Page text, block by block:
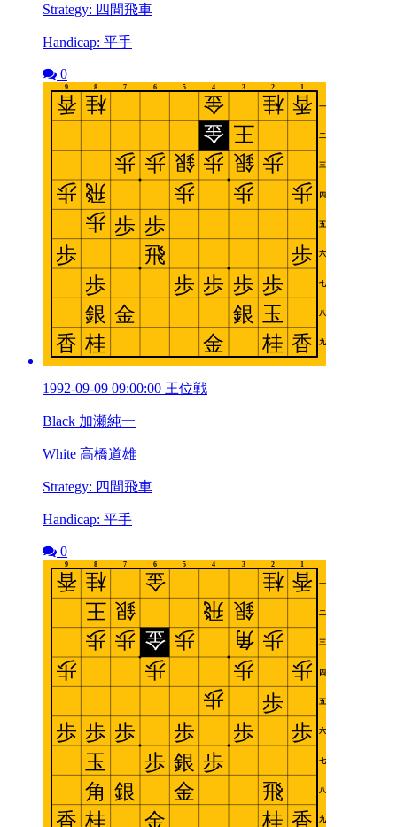
Strategy: 四間飛車
Handicap: 平手
0
1992-09-09 09:00:00 王位戦
Black 加瀬純一
White 高橋道雄
Strategy: 四間飛車
Handicap: 平手
0